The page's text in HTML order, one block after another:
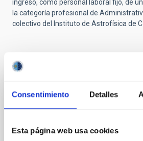
Consentimiento Detalles
Esta página web usa cookies
ingreso, como personal laboral fijo, de
la categoría profesional de
colectivo del Instituto de Astrofísica de
Selection tribunal
Fernández
Instituto de